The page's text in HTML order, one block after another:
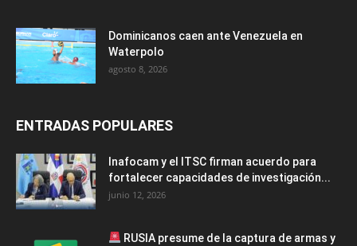
Dominicanos caen ante Venezuela en
Waterpolo
agosto 8, 2026
ENTRADAS POPULARES
Inafocam y el ITSC firman acuerdo para
fortalecer capacidades de investigación...
junio 12, 2026
RUSIA presume de la captura de armas y